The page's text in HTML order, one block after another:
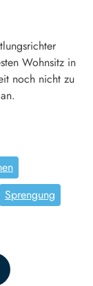
Wohnsitz in
noch nicht zu
Sprengung